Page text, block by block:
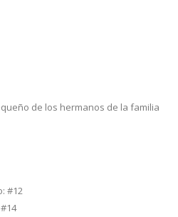
de los hermanos de la familia
#12